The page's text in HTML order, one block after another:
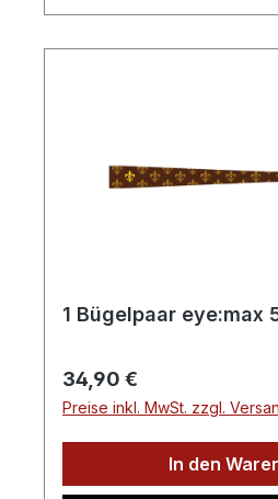
1 Bügelpaar eye:max
Regulärer Preis:
34,90 €
Preise inkl. MwSt. zzgl.
In den